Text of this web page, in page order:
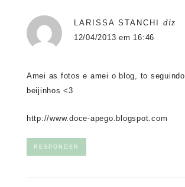
LARISSA STANCHI diz
12/04/2013 em 16:46
Amei as fotos e amei o blog, to seguindo
beijinhos <3
http://www.doce-apego.blogspot.com
RESPONDER